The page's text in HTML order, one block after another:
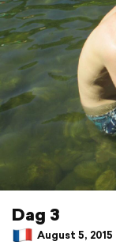
Dag 3
August 5, 2015